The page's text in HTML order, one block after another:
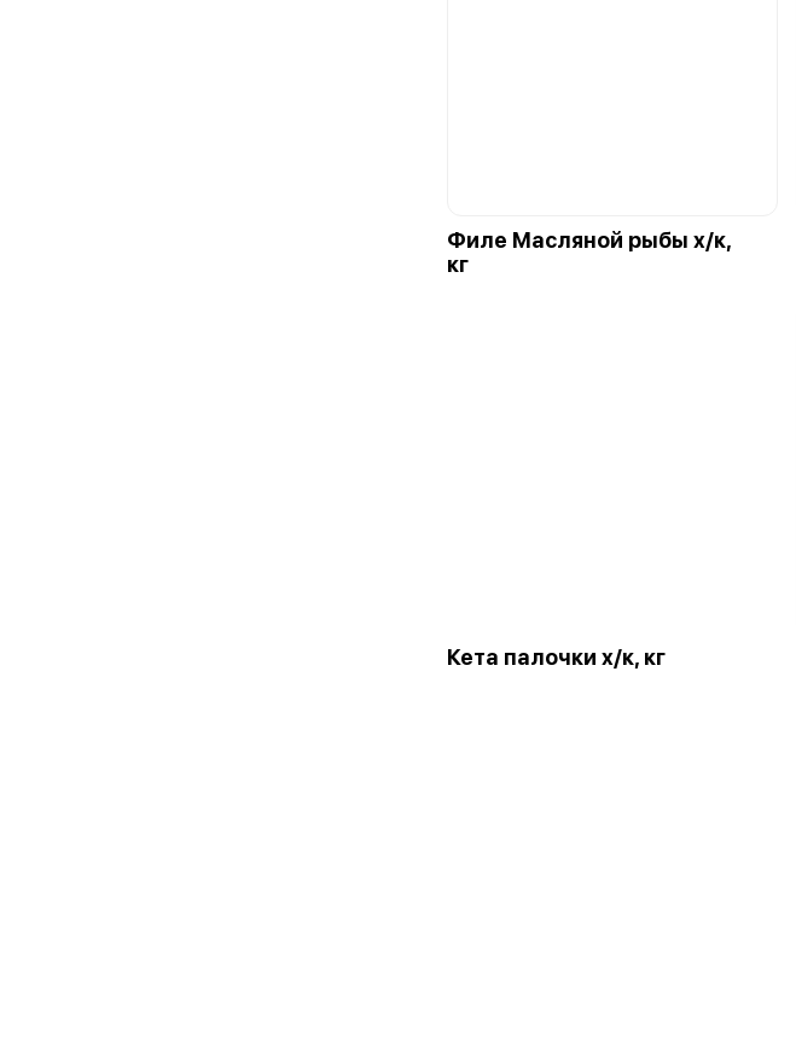
Филе Масляной рыбы х/к,
кг
Кета палочки х/к, кг